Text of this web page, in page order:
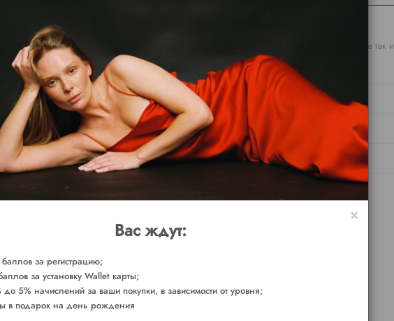
Женственное, но такое уютное платье, которое так и
хочется обнять.
ОБМЕРЫ
СОСТАВ
УХОД ЗА ТОВАРОМ
×
Вас ждут:
за регистрацию;
за установку Wallet карты;
до 5% начислений за ваши покупки, в зависимости от уровня;
в подарок на день рождения